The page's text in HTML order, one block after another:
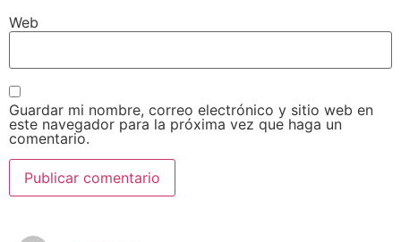
Web
Guardar mi nombre, correo electrónico y sitio web en
este navegador para la próxima vez que haga un
comentario.